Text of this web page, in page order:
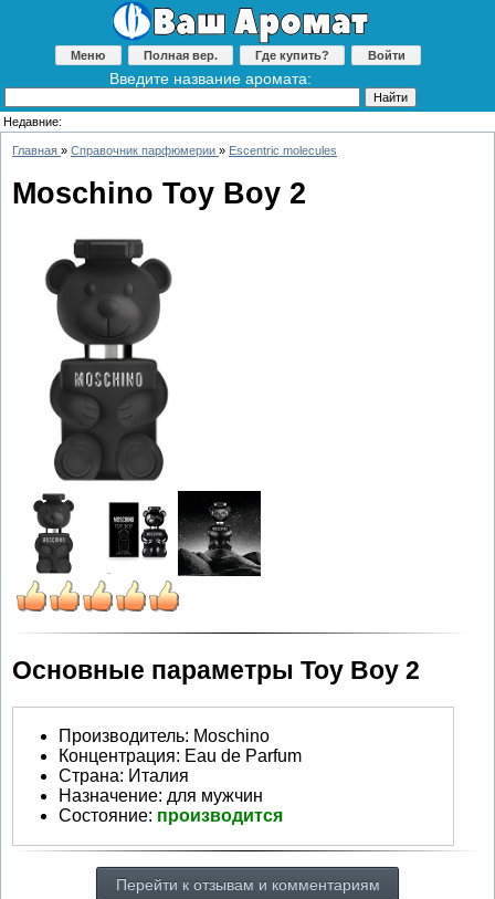
Меню Полная вер. Где купить? Войти
Введите название аромата:
Недавние:
Главная » Справочник парфюмерии » Escentric molecules
Moschino Toy Boy 2
Основные параметры Toy Boy 2
Производитель: Moschino
Концентрация: Eau de Parfum
Страна: Италия
Назначение: для мужчин
Состояние: производится
Перейти к отзывам и комментариям